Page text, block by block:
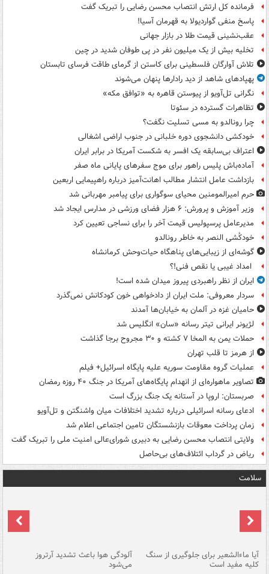
فرمانده کل ارتش انتصاب محسن رضایی را تبریک گفت
پاسخ منفی گواردیولا به قهرمان آسیا!
عقب‌نشینی قیمت طلا در بازار جهانی
تخلیه بیش از یک میلیون نفر در پی طوفان شدید در چین
تلاش آوارگان فلسطینی برای کاستن از گرمای طاقت فرسای تابستان
پهپادهای شاهد از دید رادارها پنهان می‌شوند
نگرانی تل‌آویو از پیوستن قاهره به «توافق مکه»
تظاهرات گسترده در سئوتا
چرا رونالدو به مسی تسلیت نگفت؟
خودکشی دانشجوی دوره خلبانی در جنوب اراضی اشغالی
اعتراف بی‌سابقه یک افسر به شکست آمریکا در برابر ایران
آماده‌باش پلیس راهور برای موج سفرهای پایانی ماه صفر
بازداشت عامل انتشار مطالب اهانت‌آمیز درباره راهپیمایی اربعین
حرم امیرالمومنین محیای سوگواری برای پیامبر مهربانی شد
وزیر آموزش و پرورش: ۶ هزار فضای ورزشی در مدارس ایجاد شد
مدیرعامل پرسپولیس قیمت آخر را برای نساجی تعیین کرد
خودکُشی النصر به خاطر رونالدو
گوشه‌ای از زیبایی‌های پناهگاه‌ حیات‌وحش کرمانشاه
امداد غیبی یا نقص فنی!؟
ایران از نظر راهبردی پیروز میدان شده است!
سردار معروفی: ملت ایران از دادخواهی خون کودکانش نمی‌گذرد
حامیان غزه در آلمان به خیابان‌ها آمدند
لژیونر ایرانی تیتر رسانه «سان» انگلیس شد
حملات یمن به المخا ۷ کشته و ۳۰ مجروح برجا گذاشت
از هرمز تا قلب تهران
عملیات گروه مقاومت سوریه علیه پایگاه اسرائیل+ فیلم
تصاویر ماهواره‌ای از انهدام پایگاه‌های آمریکا در جنگ ۴۰ روزه رمضان
صربستان: اروپا در آستانه یک جنگ بزرگ است
ادعای رسانه اسرائیلی درباره تشدید اختلافات میان واشنگتن و تل‌آویو
زمان پرداخت معوقات بازنشستگان تامین اجتماعی اعلام شد
ولایتی انتصاب محسن رضایی به دبیری شورای‌عالی امنیت ملی را تبریک گفت
ریاض در گرداب ائتلاف‌های بی‌حاصل
سلامت
آیا ماءالشعیر برای جلوگیری از سنگ
کلیه مفید است
آلودگی هوا باعث تشدید آرتروز
می‌شود